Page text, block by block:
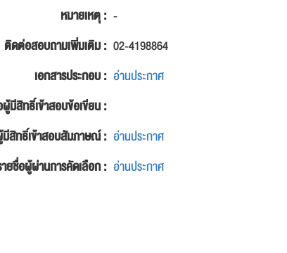
หมายเหตุ : -
ติดต่อสอบถามเพิ่มเติม : 02-4198864
เอกสารประกอบ : อ่านประกาศ
มีสิทธิ์เข้าสอบข้อเขียน :
สิทธิ์เข้าสอบสัมภาษณ์ : อ่านประกาศ
ยชื่อผู้ผ่านการคัดเลือก : อ่านประกาศ